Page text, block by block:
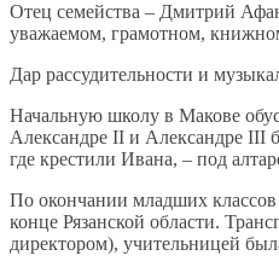
Отец семейства – Дмитрий
уважаемом, грамотном,
Дар рассудительности и
Начальную школу в Макове
Александре II и Александре III
где крестили Ивана, – под
По окончании младших классов
конце Рязанской области.
директором), учительницей